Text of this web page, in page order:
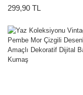
Baskı Kumaş
299,90 TL